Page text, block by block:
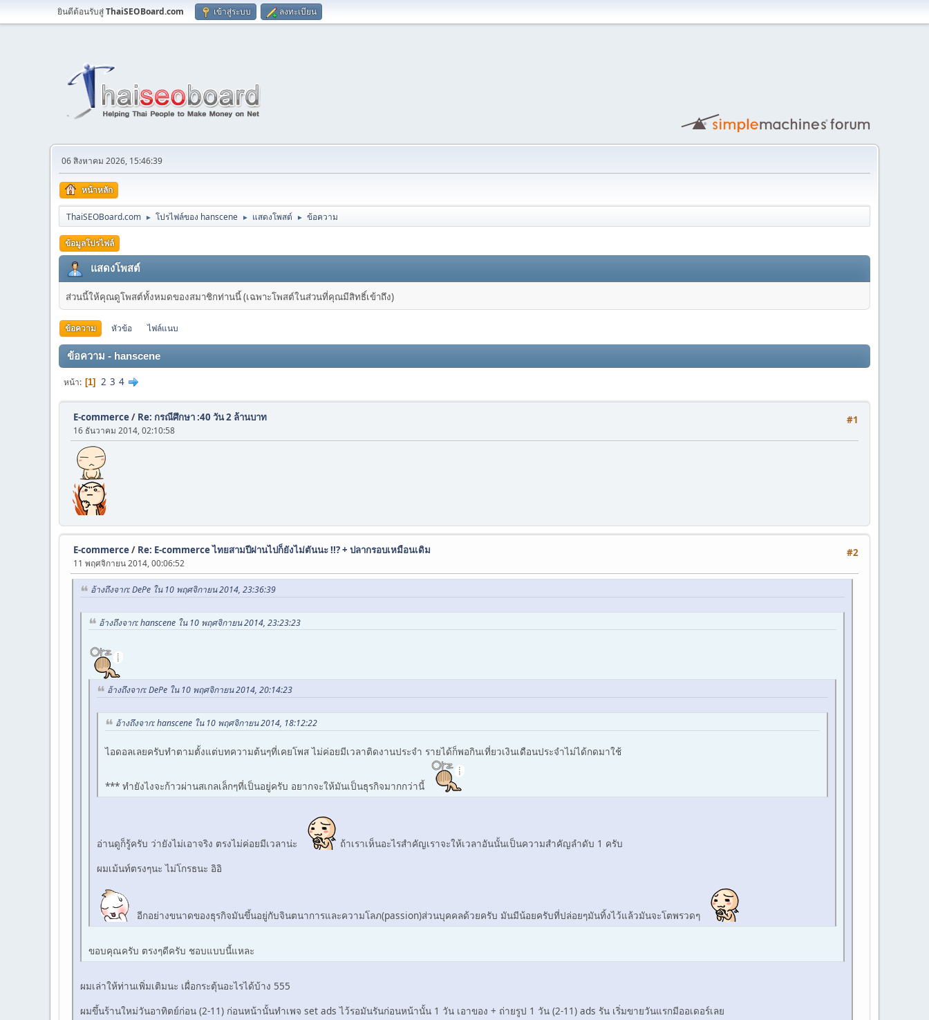
ยินดีต้อนรับสู่ThaiSEOBoard.com เข้าสู่ระบบ ลงทะเบียน
06 สิงหาคม 2026, 15:46:39
หน้าหลัก
ThaiSEOBoard.com ► โปรไฟล์ของ hanscene ► แสดงโพสต์ ► ข้อความ
ข้อมูลโปรไฟล์
แสดงโพสต์
ส่วนนี้ให้คุณดูโพสต์ทั้งหมดของสมาชิกท่านนี้ (เฉพาะโพสต์ในส่วนที่คุณมีสิทธิ์เข้าถึง)
ข้อความ หัวข้อ ไฟล์แนบ
ข้อความ - hanscene
หน้า 1 2 3 4
#1
E-commerce/ Re: กรณีศึกษา :40 วัน 2 ล้านบาท
16 ธันวาคม 2014, 02:10:58
#2
E-commerce/ Re: E-commerce ไทยสามปีผ่านไปก็ยังไม่ตันนะ !!? + ปลากรอบเหมือนเดิม
11 พฤศจิกายน 2014, 00:06:52
อ้างถึงจาก: DePe ใน 10 พฤศจิกายน 2014, 23:36:39
อ้างถึงจาก: hanscene ใน 10 พฤศจิกายน 2014, 23:23:23
อ้างถึงจาก: DePe ใน 10 พฤศจิกายน 2014, 20:14:23
อ้างถึงจาก: hanscene ใน 10 พฤศจิกายน 2014, 18:12:22
ไอดอลเลยครับทำตามตั้งแต่บทความต้นๆที่เคยโพส ไม่ค่อยมีเวลาติดงานประจำ รายได้ก็พอกินเที่ยวเงินเดือนประจำไม่ได้กดมาใช้
*** ทำยังไงจะก้าวผ่านสเกลเล็กๆที่เป็นอยู่ครับ อยากจะให้มันเป็นธุรกิจมากกว่านี้
อ่านดูก็รู้ครับ ว่ายังไม่เอาจริง ตรงไม่ค่อยมีเวลาน่ะ
ถ้าเราเห็นอะไรสำคัญเราจะให้เวลาอันนั้นเป็นความสำคัญลำดับ 1 ครับ
ผมเม้นท์ตรงๆนะ ไม่โกรธนะ อิอิ
อีกอย่างขนาดของธุรกิจมันขึ้นอยู่กับจินตนาการและความโลภ(passion)ส่วนบุคคลด้วยครับ มันมีน้อยครับที่ปล่อยๆมันทิ้งไว้แล้วมันจะโตพรวดๆ
ขอบคุณครับ ตรงๆดีครับ ชอบแบบนี้แหละ
ผมเล่าให้ท่านเพิ่มเติมนะ เผื่อกระตุ้นอะไรได้บ้าง 555
ผมขึ้นร้านใหม่วันอาทิตย์ก่อน (2-11) ก่อนหน้านั้นทำเพจ set ads ไว้รอมันรันก่อนหน้านั้น 1 วัน เอาของ + ถ่ายรูป 1 วัน (2-11) ads รัน เริ่มขายวันแรกมีออเดอร์เลย